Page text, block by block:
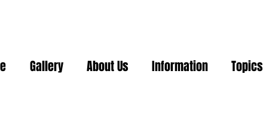
Gallery About Us Information Topics